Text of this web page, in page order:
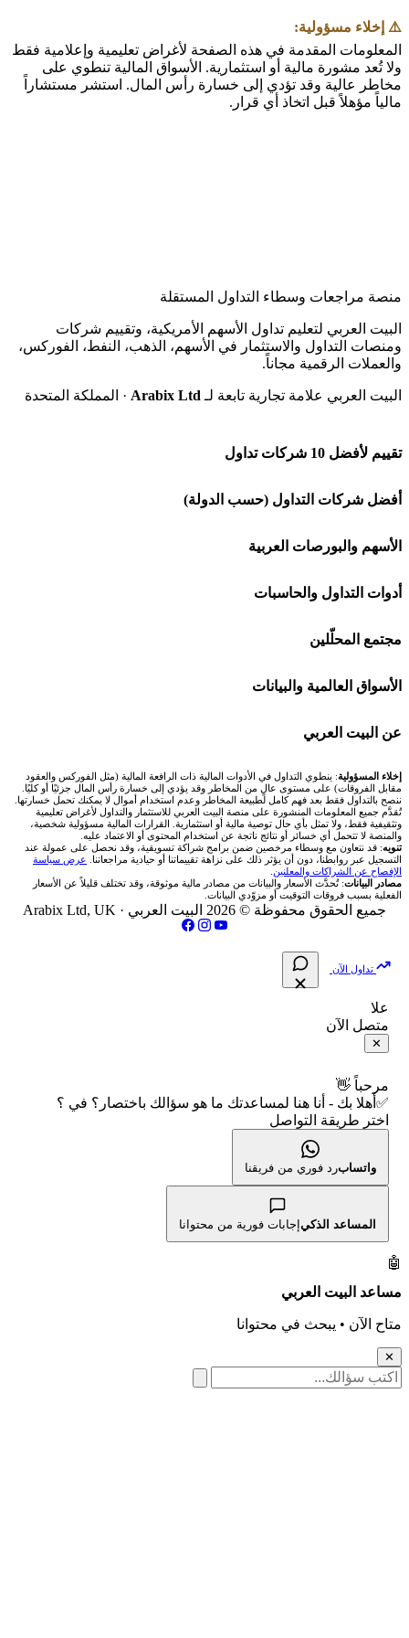
إخلاء مسؤولية:
المقدمة في هذه الصفحة لأغراض تعليمية وإعلامية فقط
تُعد مشورة مالية أو استثمارية. الأسواق المالية تنطوي على
عالية وقد تؤدي إلى خسارة رأس المال. استشر مستشاراً
مؤهلاً قبل اتخاذ أي قرار.
مراجعات وسطاء التداول المستقلة
العربي لتعليم تداول الأسهم الأمريكية، وتقييم شركات
التداول والاستثمار في الأسهم، الذهب، النفط، الفوركس،
الرقمية مجاناً.
العربي علامة تجارية تابعة لـ Arabix Ltd· المملكة المتحدة
لأفضل 10 شركات تداول
شركة Capital.com
افاتريد AvaTrade
اكسنس Exness
منصة بينانس
اكس تي بي XTB
انتراكتيف بروكرز IBKR
شركات التداول (حسب الدولة)
شركات تداول في السعودية
شركات تداول في الإمارات
شركات تداول في الكويت
شركات تداول في قطر
شركات تداول في الأردن
شركات تداول في العراق
شركات تداول في فلسطين
والبورصات العربية
🌍 كل البورصات العربية
🇸🇦 السوق السعودية
🇦🇪 أسواق الإمارات
🇪🇬 البورصة المصرية
🇶🇦 بورصة قطر
🇯🇴 بورصة عمّان
🇧🇭 بورصة البحرين
فلتر الأسهم الشرعي
📋 جميع الأسهم
🕌 الأسهم الحلال
👨‍🏫 العلماء والهيئات الشرعية
التداول والحاسبات
🕌 حاسبة الزكاة
💱 محول العملات
🧮 حاسبة حجم اللوت
📊 حاسبة قيمة النقطة
💰 حاسبة ربح الفوركس
📌 حاسبة النقاط المحورية
📏 حاسبة حجم المركز
📈 حاسبة عائد التداول
📊 حاسبة الربح التراكمي
🧮 حاسبة متوسط سعر السهم
📅 التقويم الاقتصادي
🕐 أوقات عمل السوق
المحلّلين
🧱 حائط المجتمع
🏆 لوحة المحلّلين
✍️ اكتب تحليلك
العالمية والبيانات
🌐 المؤشرات العالمية
🥇 سعر الذهب اليوم
🥇 أسعار الذهب والمعادن
💱 أسعار العملات والفوركس
💵 سعر الريال السعودي في مصر
📅 المؤشرات الاقتصادية
البيت العربي
من نحن
تواصل معنا
فريق المؤلفين
مقالات تعليمية
سياسة تقييم الشركات
شركات التداول النصابة
الإبلاغ عن شركة نصابة
شروط الاستخدام
سياسة الخصوصية
المسؤولية: ينطوي التداول في الأدوات المالية ذات الرافعة المالية (مثل الفوركس والعقود
الفروقات) على مستوى عالٍ من المخاطر وقد يؤدي إلى خسارة رأس المال جزئيًا أو كليًا.
بالتداول فقط بعد فهم كامل لطبيعة المخاطر وعدم استخدام أموال لا يمكنك تحمل خسارتها.
جميع المعلومات المنشورة على منصة البيت العربي للاستثمار والتداول لأغراض تعليمية
فقط، ولا تمثل بأي حال توصية مالية أو استثمارية. القرارات المالية مسؤولية شخصية،
لا تتحمل أي خسائر أو نتائج ناتجة عن استخدام المحتوى أو الاعتماد عليه.
: قد نتعاون مع وسطاء مرخصين ضمن برامج شراكة تسويقية، وقد نحصل على عمولة عند
عبر روابطنا، دون أن يؤثر ذلك على نزاهة تقييماتنا أو حيادية مراجعاتنا.عرض سياسة
عن الشراكات والمعلنين.
البيانات: تُحدَّث الأسعار والبيانات من مصادر مالية موثوقة، وقد تختلف قليلاً عن الأسعار
بسبب فروقات التوقيت أو مزوّدي البيانات.
جميع الحقوق محفوظة © 2026 البيت العربي · Arabix Ltd, UK
تداول الآن
علا
متصل الآن
مرحباً 👋
✅أهلا بك - أنا هنا لمساعدتك ما هو سؤالك باختصار؟ في ؟
اختر طريقة التواصل
واتسابرد فوري من فريقنا
المساعد الذكيإجابات فورية من محتوانا
البيت العربي
الآن • يبحث في محتوانا